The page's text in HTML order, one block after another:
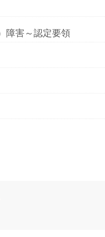
障害～認定要領